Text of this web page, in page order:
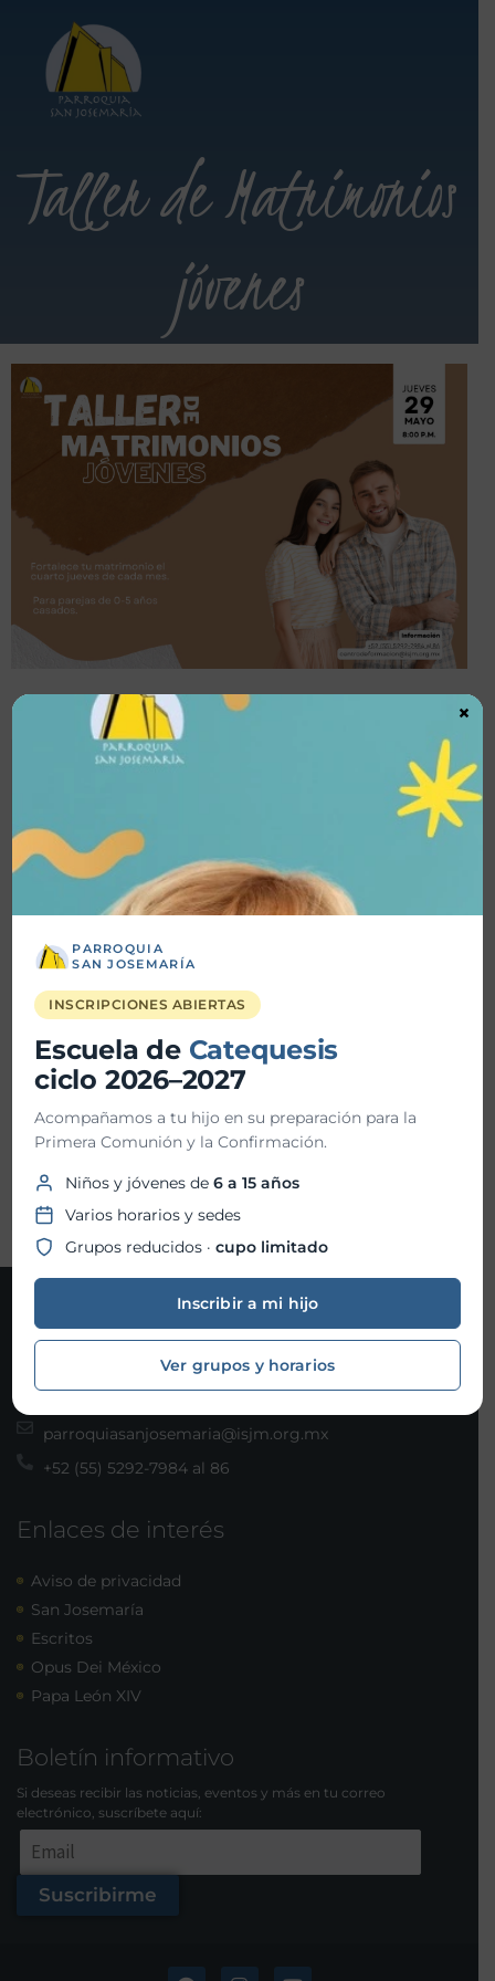
Taller de Matrimonios
jóvenes
Fecha inicio:
Fecha fin:29-05-2025
Hora inicio:
Hora fin:
Ubicación:Parroquia San Josemaría
Contacto
Joaquín Gallo 101, Col. Santa Fe, Álvaro Obregón, C.P.
parroquiasanjosemaria@isjm.org.mx
+52 (55) 5292-7984 al 86
Enlaces de interés
Aviso de privacidad
San Josemaría
Escritos
Opus Dei México
Papa León XIV
Boletín informativo
Si deseas recibir las noticias, eventos y más en tu correo
electrónico, suscríbete aquí:
Suscribirme
PARROQUIA
SAN JOSEMARÍA
INSCRIPCIONES ABIERTAS
Escuela de Catequesis
ciclo 2026–2027
Acompañamos a tu hijo en su preparación para la
Primera Comunión y la Confirmación.
Niños y jóvenes de6 a 15 años
Varios horarios y sedes
Grupos reducidos ·cupo limitado
Inscribir a mi hijo
Ver grupos y horarios
×